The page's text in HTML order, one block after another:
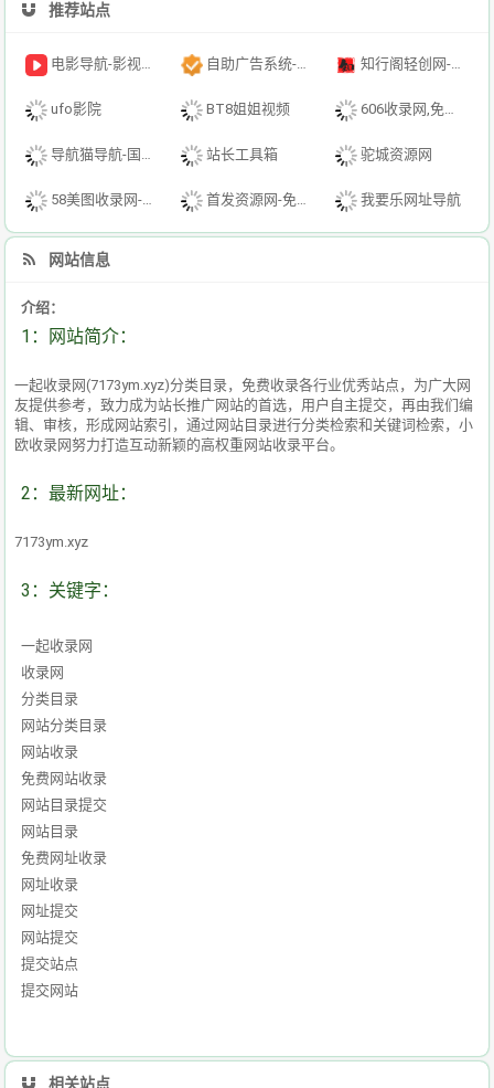
推荐站点
电影导航-影视导航-电影搜索-影视搜索-电影站收录 自助广告系统-自助广告源码-自助投放广告插件 知行阁轻创网-分享网络赚钱项目-全网首发副业项目实操平台-副业创业项目网
ufo影院 BT8姐姐视频 606收录网,免费自动秒收录网址,提供自动收录,网站导航大全源码,自动链,友情链接交换。
导航猫导航-国内专业的技术资源网分类平台 站长工具箱 驼城资源网
58美图收录网-自动收录网站-流量交换-自动链 首发资源网-免费资源下载-最新php源码下载-热门资源下载 我要乐网址导航
网站信息
介绍：
1：网站简介：
一起收录网(7173ym.xyz)分类目录，免费收录各行业优秀站点，为广大网
友提供参考，致力成为站长推广网站的首选，用户自主提交，再由我们编
辑、审核，形成网站索引，通过网站目录进行分类检索和关键词检索，小
欧收录网努力打造互动新颖的高权重网站收录平台。
2：最新网址：
7173ym.xyz
3：关键字：
一起收录网
收录网
分类目录
网站分类目录
网站收录
免费网站收录
网站目录提交
网站目录
免费网址收录
网址收录
网址提交
网站提交
提交站点
提交网站
相关站点